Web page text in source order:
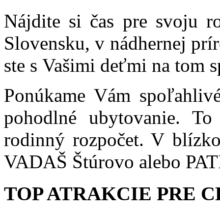
Nájdite si čas pre svoju
Slovensku, v nádhernej
ste s Vašimi deťmi na tom
Ponúkame Vám
pohodlné ubytovanie.
rodinný rozpočet. V
VADAŠ Štúrovo alebo
TOP ATRAKCIE PRE